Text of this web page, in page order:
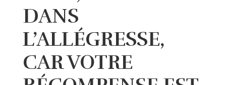
DANS
L’ALLÉGRESSE,
CAR VOTRE